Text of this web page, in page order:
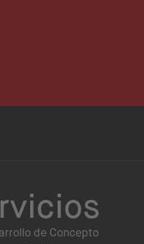
de Concepto